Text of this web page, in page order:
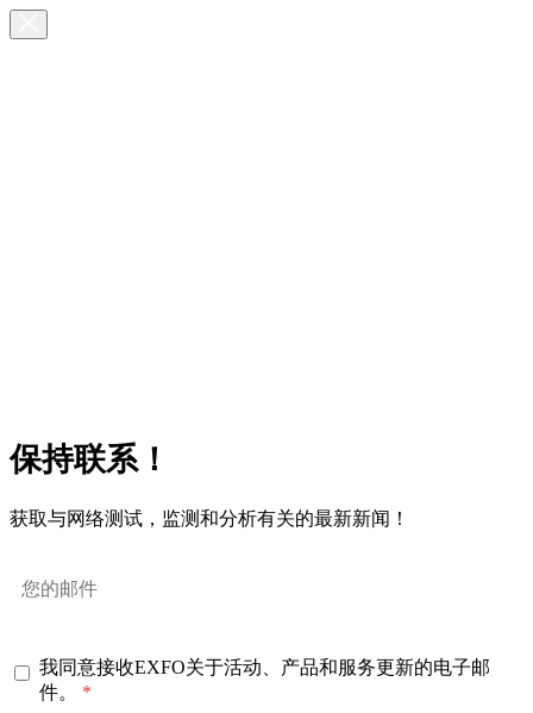
保持联系！
获取与网络测试，监测和分析有关的最新新闻！
我同意接收EXFO关于活动、产品和服务更新的电子邮
件。